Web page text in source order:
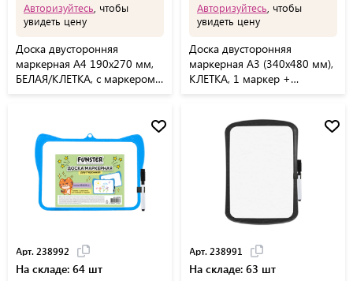
Авторизуйтесь , чтобы
увидеть цену
Доска двусторонняя
маркерная A4 190х270 мм,
БЕЛАЯ/КЛЕТКА, с маркером
Авторизуйтесь , чтобы
увидеть цену
Доска двусторонняя
маркерная А3 (340х480 мм),
КЛЕТКА, 1 маркер +
Арт. 238992
На складе: 64 шт
Арт. 238991
На складе: 63 шт